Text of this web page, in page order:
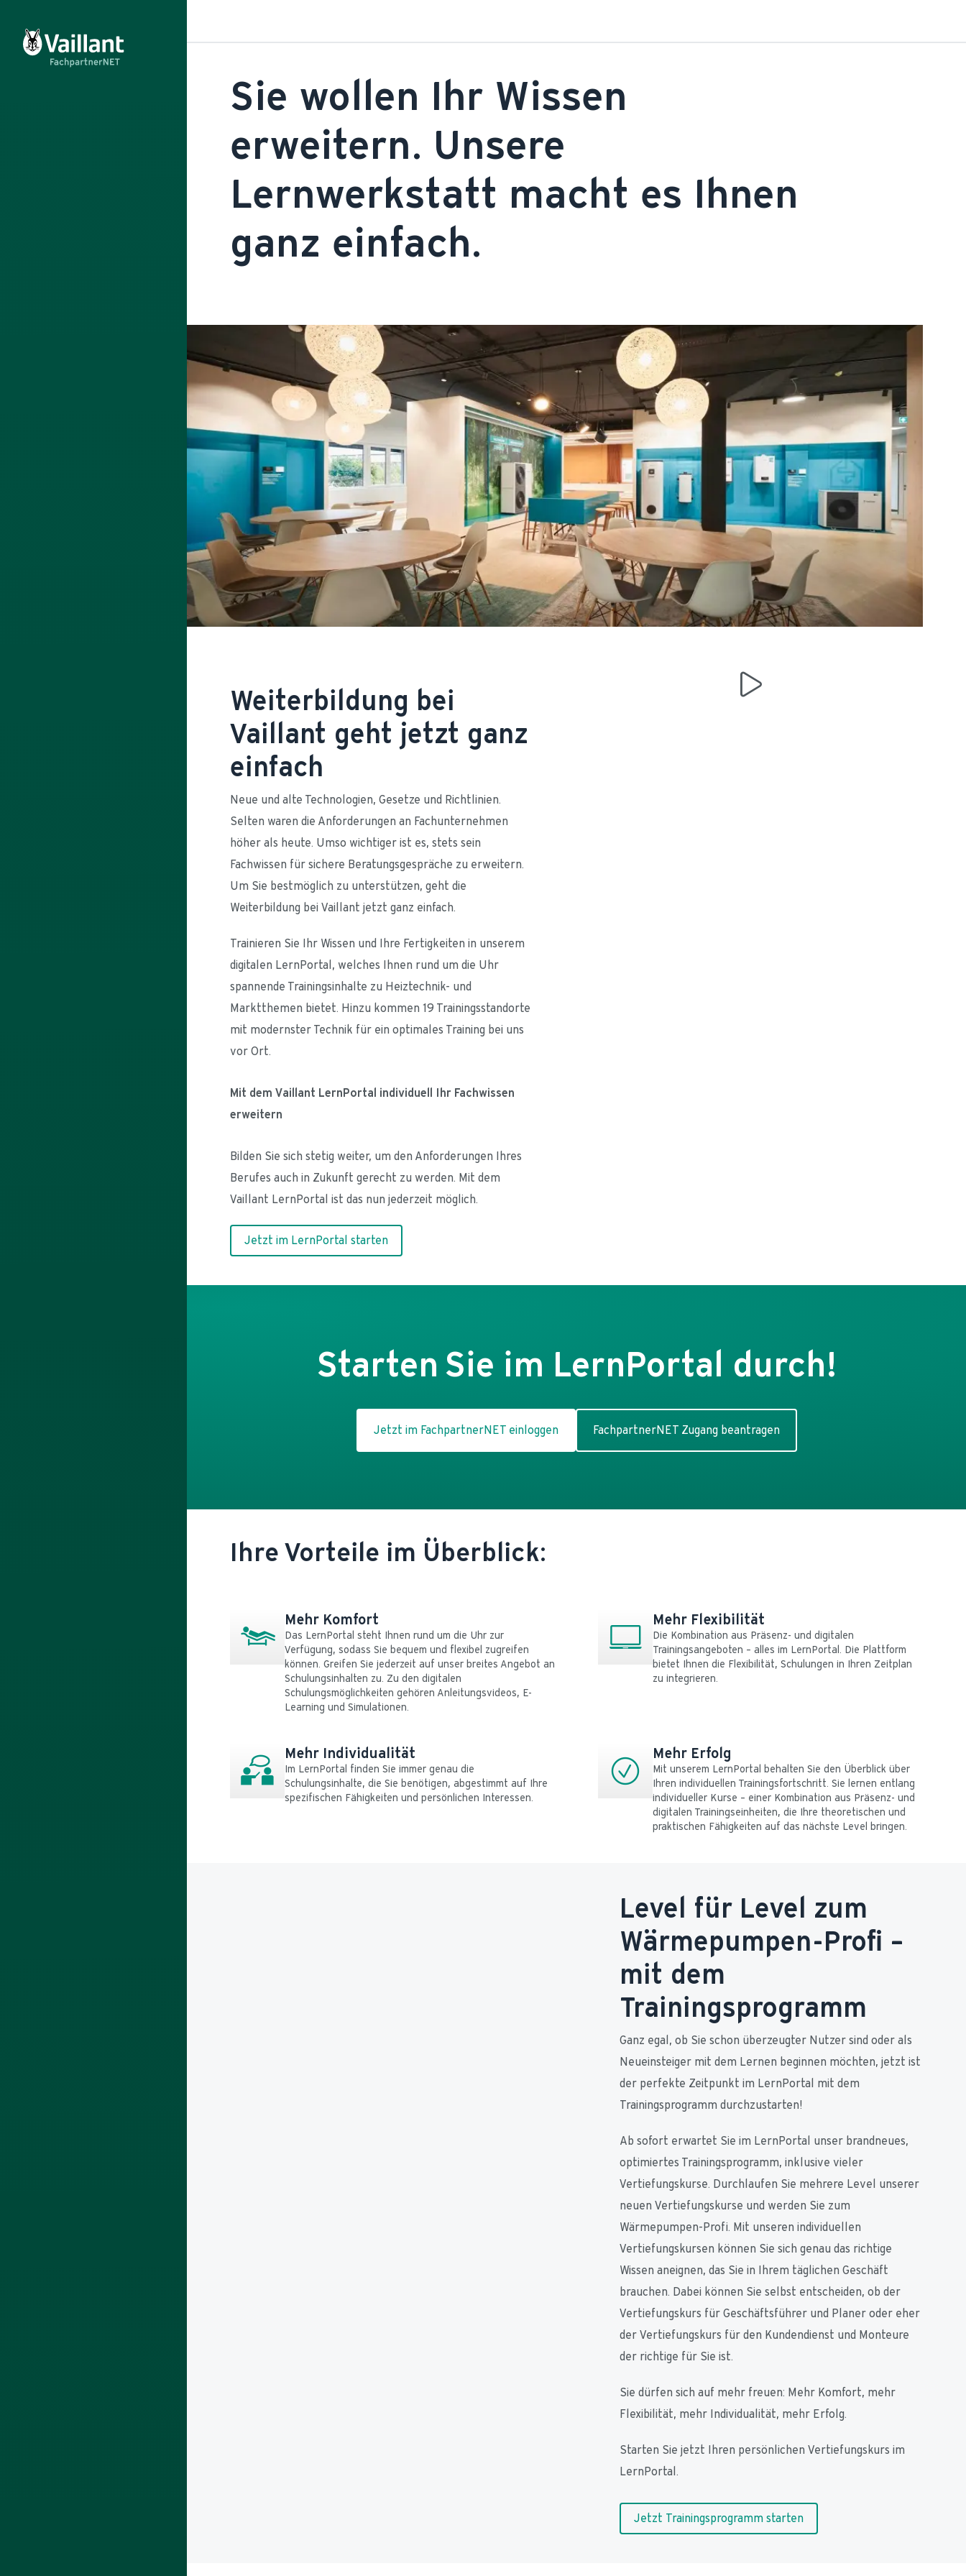
Sie wollen Ihr Wissen
erweitern. Unsere
Lernwerkstatt macht es Ihnen
ganz einfach.
Weiterbildung bei
Vaillant geht jetzt ganz
einfach
Neue und alte Technologien, Gesetze und Richtlinien.
Selten waren die Anforderungen an Fachunternehmen
höher als heute. Umso wichtiger ist es, stets sein
Fachwissen für sichere Beratungsgespräche zu erweitern.
Um Sie bestmöglich zu unterstützen, geht die
Weiterbildung bei Vaillant jetzt ganz einfach.
Trainieren Sie Ihr Wissen und Ihre Fertigkeiten in unserem
digitalen LernPortal, welches Ihnen rund um die Uhr
spannende Trainingsinhalte zu Heiztechnik- und
Marktthemen bietet. Hinzu kommen 19 Trainingsstandorte
mit modernster Technik für ein optimales Training bei uns
vor Ort.
Mit dem Vaillant LernPortal individuell Ihr Fachwissen
erweitern
Bilden Sie sich stetig weiter, um den Anforderungen Ihres
Berufes auch in Zukunft gerecht zu werden. Mit dem
Vaillant LernPortal ist das nun jederzeit möglich.
Jetzt im LernPortal starten
Starten Sie im LernPortal durch!
Jetzt im FachpartnerNET einloggen FachpartnerNET Zugang beantragen
Ihre Vorteile im Überblick:
Mehr Komfort
Das LernPortal steht Ihnen rund um die Uhr zur
Verfügung, sodass Sie bequem und flexibel zugreifen
können. Greifen Sie jederzeit auf unser breites Angebot an
Schulungsinhalten zu. Zu den digitalen
Schulungsmöglichkeiten gehören Anleitungsvideos, E-
Learning und Simulationen.
Mehr Flexibilität
Die Kombination aus Präsenz- und digitalen
Trainingsangeboten – alles im LernPortal. Die Plattform
bietet Ihnen die Flexibilität, Schulungen in Ihren Zeitplan
zu integrieren.
Mehr Individualität
Im LernPortal finden Sie immer genau die
Schulungsinhalte, die Sie benötigen, abgestimmt auf Ihre
spezifischen Fähigkeiten und persönlichen Interessen.
Mehr Erfolg
Mit unserem LernPortal behalten Sie den Überblick über
Ihren individuellen Trainingsfortschritt. Sie lernen entlang
individueller Kurse – einer Kombination aus Präsenz- und
digitalen Trainingseinheiten, die Ihre theoretischen und
praktischen Fähigkeiten auf das nächste Level bringen.
Level für Level zum
Wärmepumpen-Profi –
mit dem
Trainingsprogramm
Ganz egal, ob Sie schon überzeugter Nutzer sind oder als
Neueinsteiger mit dem Lernen beginnen möchten, jetzt ist
der perfekte Zeitpunkt im LernPortal mit dem
Trainingsprogramm durchzustarten!
Ab sofort erwartet Sie im LernPortal unser brandneues,
optimiertes Trainingsprogramm, inklusive vieler
Vertiefungskurse. Durchlaufen Sie mehrere Level unserer
neuen Vertiefungskurse und werden Sie zum
Wärmepumpen-Profi. Mit unseren individuellen
Vertiefungskursen können Sie sich genau das richtige
Wissen aneignen, das Sie in Ihrem täglichen Geschäft
brauchen. Dabei können Sie selbst entscheiden, ob der
Vertiefungskurs für Geschäftsführer und Planer oder eher
der Vertiefungskurs für den Kundendienst und Monteure
der richtige für Sie ist.
Sie dürfen sich auf mehr freuen: Mehr Komfort, mehr
Flexibilität, mehr Individualität, mehr Erfolg.
Starten Sie jetzt Ihren persönlichen Vertiefungskurs im
LernPortal.
Jetzt Trainingsprogramm starten